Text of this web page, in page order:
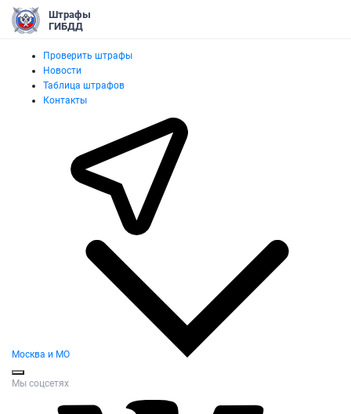
Штрафы
ГИБДД
Проверить штрафы
Новости
Таблица штрафов
Контакты
Москва и МО
Мы соцсетях